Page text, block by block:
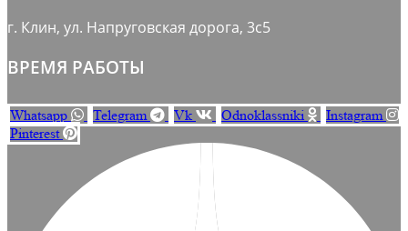
г. Клин, ул. Напруговская дорога, 3с5
ВРЕМЯ РАБОТЫ
Whatsapp Telegram Vk Odnoklassniki
Instagram
Pinterest